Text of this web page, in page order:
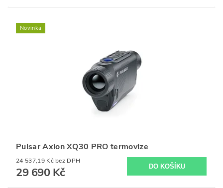
Novinka
Pulsar Axion XQ30 PRO termovize
24 537,19 Kč bez DPH
29 690 Kč